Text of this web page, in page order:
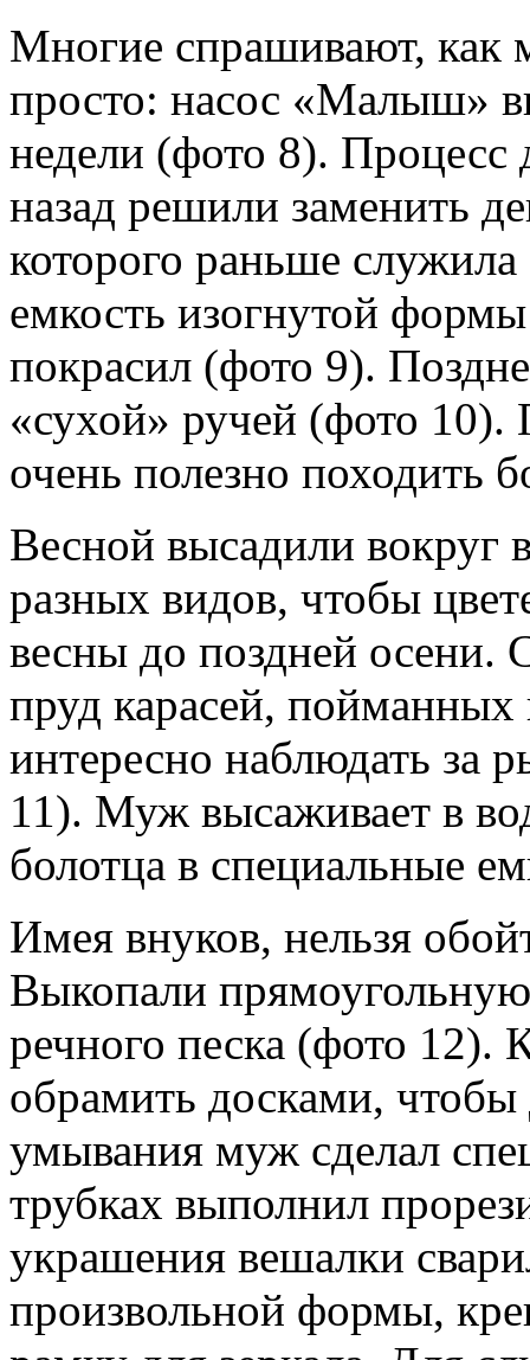
Многие спрашивают, как
просто: насос «Малыш»
недели (фото 8). Процесс
назад решили заменить
которого раньше
емкость изогнутой
покрасил (фото 9).
«сухой» ручей (фото 10).
очень полезно походить
Весной высадили вокруг
разных видов, чтобы
весны до поздней осени.
пруд карасей,
интересно наблюдать за
11). Муж высаживает в
болотца в специальные
Имея внуков, нельзя
Выкопали
речного песка (фото 12).
обрамить досками,
умывания муж сделал
трубках выполнил
украшения вешалки
произвольной формы,